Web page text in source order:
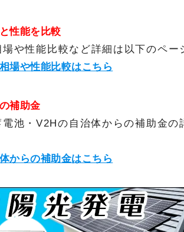
性能を比較
や性能比較など詳細は以下のペー
場や性能比較はこちら
補助金
池・V2Hの自治体からの補助金の
からの補助金はこちら